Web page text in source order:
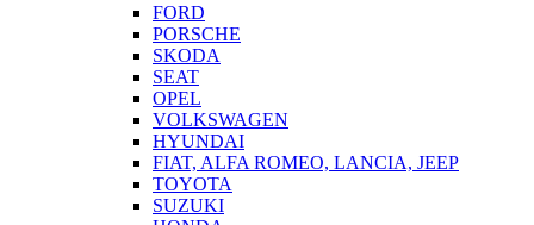
FORD
PORSCHE
SKODA
SEAT
OPEL
VOLKSWAGEN
HYUNDAI
FIAT, ALFA ROMEO, LANCIA, JEEP
TOYOTA
SUZUKI